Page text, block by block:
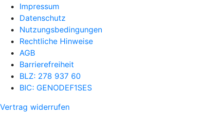
Impressum
Datenschutz
Nutzungsbedingungen
Rechtliche Hinweise
AGB
Barrierefreiheit
BLZ: 278 937 60
BIC: GENODEF1SES
Vertrag widerrufen